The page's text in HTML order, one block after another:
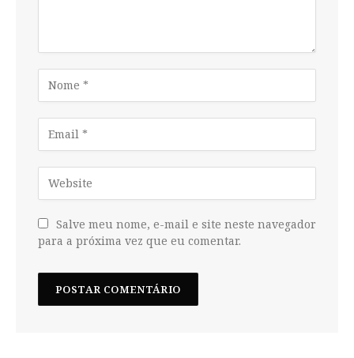
Salve meu nome, e-mail e site neste navegador
para a próxima vez que eu comentar.